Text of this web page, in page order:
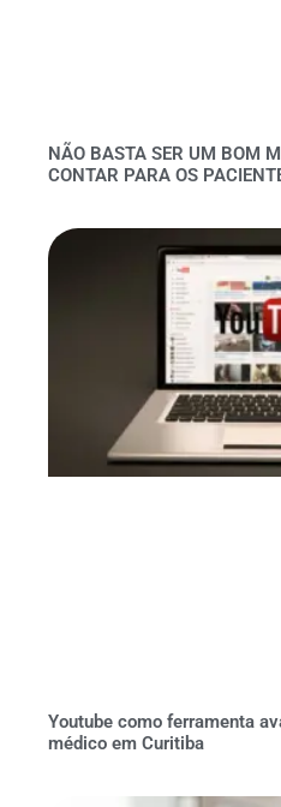
NÃO BASTA SER UM BOM
CONTAR PARA OS
Youtube como ferramenta
médico em Curitiba